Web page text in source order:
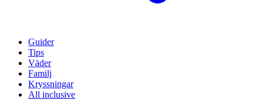
Guider
Tips
Väder
Familj
Kryssningar
All inclusive